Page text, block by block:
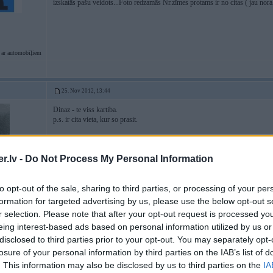
- Do Not Process My Personal Information
opt-out of the sale, sharing to third parties, or processing of your
for targeted advertising by us, please use the below opt-out
selection. Please note that after your opt-out request is processed
interest-based ads based on personal information utilized by us
to third parties prior to your opt-out. You may separately
of your personal information by third parties on the IAB’s list of
This information may also be disclosed by us to third parties on the
ar automobīļiem
izskatās pašu veidots...Foto redzamās Nr.zīmes protams ir no citas ( jau
25. Nov 2012, 13:44
Dinaz - te viss kartiba.
p.s. ir cita vieta, kur so prasit.
25. Nov 2012, 13:48